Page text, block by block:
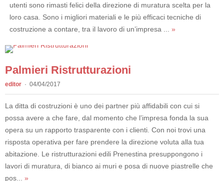
utenti sono rimasti felici della direzione di muratura scelta per la
loro casa. Sono i migliori materiali e le più efficaci tecniche di
costruzione a contare, tra il lavoro di un’impresa ... »
Palmieri Ristrutturazioni
editor 04/04/2017
La ditta di costruzioni è uno dei partner più affidabili con cui si
possa avere a che fare, dal momento che l’impresa fonda la sua
opera su un rapporto trasparente con i clienti. Con noi trovi una
risposta operativa per fare prendere la direzione voluta alla tua
abitazione. Le ristrutturazioni edili Prenestina presuppongono i
lavori di muratura, di bianco ai muri e posa di nuove piastrelle che
pos... »